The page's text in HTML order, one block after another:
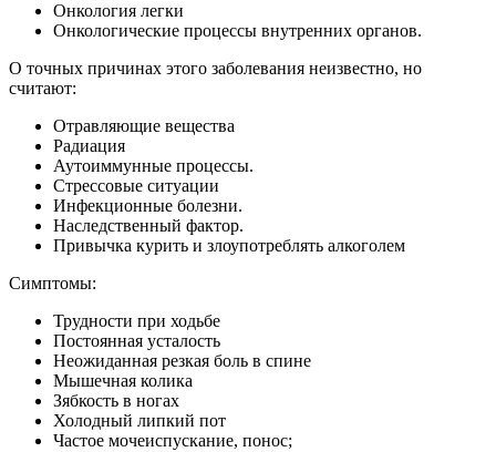
Онкология легки
Онкологические процессы внутренних органов.
О точных причинах этого заболевания неизвестно, но
считают:
Отравляющие вещества
Радиация
Аутоиммунные процессы.
Стрессовые ситуации
Инфекционные болезни.
Наследственный фактор.
Привычка курить и злоупотреблять алкоголем
Симптомы:
Трудности при ходьбе
Постоянная усталость
Неожиданная резкая боль в спине
Мышечная колика
Зябкость в ногах
Холодный липкий пот
Частое мочеиспускание, понос;